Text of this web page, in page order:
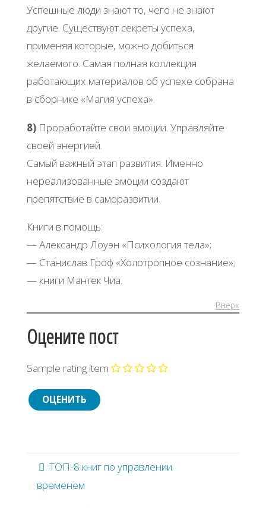
Успешные люди знают то, чего не знают
другие. Существуют секреты успеха,
применяя которые, можно добиться
желаемого. Самая полная коллекция
работающих материалов об успехе собрана
в сборнике «Магия успеха».
8)Проработайте свои эмоции. Управляйте
своей энергией.
Самый важный этап развития. Именно
нереализованные эмоции создают
препятствие в саморазвитии.
Книги в помощь:
— Александр Лоуэн «Психология тела»;
— Станислав Гроф «Холотропное сознание»;
— книги Мантек Чиа.
Вверх
Оцените пост
Sample rating item
ТОП-8 книг по управлении
временем